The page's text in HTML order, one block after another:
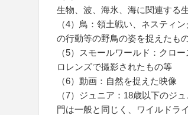
生物、波、海氷、海に関連する
（4）鳥：領土戦い、ネスティ
の行動等の野鳥の姿を捉えたも
（5）スモールワールド：クロ
ロレンズで撮影されたもの等
（6）動画：自然を捉えた映像
（7）ジュニア：18歳以下のジ
門は一般と同じく、ワイルドラ